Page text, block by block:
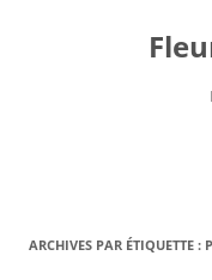
ARCHIVES PAR ÉTIQUETTE :